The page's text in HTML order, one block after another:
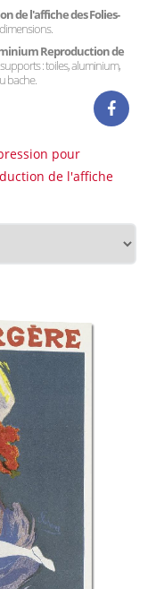
de l'affiche des Folies-
Reproduction de
: toiles, aluminium,
bache.
pour
de l'affiche